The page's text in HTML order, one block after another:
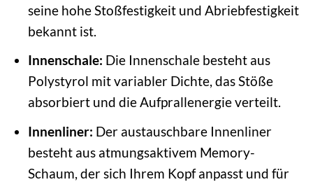
seine hohe Stoßfestigkeit und Abriebfestigkeit
bekannt ist.
Innenschale: Die Innenschale besteht aus
Polystyrol mit variabler Dichte, das Stöße
absorbiert und die Aufprallenergie verteilt.
Innenliner: Der austauschbare Innenliner
besteht aus atmungsaktivem Memory-
Schaum, der sich Ihrem Kopf anpasst und für